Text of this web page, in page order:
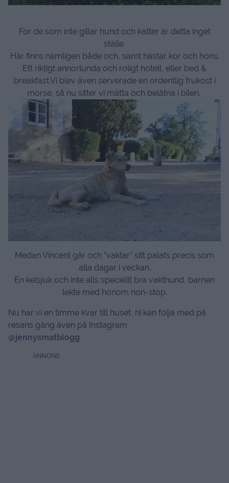
För de som inte gillar hund och katter är detta inget
ställe.
Här finns nämligen både och, samt hästar kor och höns.
Ett riktigt annorlunda och roligt hotell, eller bed &
breakfast.Vi blev även serverade en ordentlig frukost i
morse, så nu sitter vi mätta och belåtna i bilen.
Medan Vincent går och ”vaktar” sitt palats precis som
alla dagar i veckan.
En kelsjuk och inte alls speciellt bra vakthund, barnen
lekte med honom non-stop.
Nu har vi en timme kvar till huset, ni kan följa med på
resans gång även på Instagram
@jennysmatblogg